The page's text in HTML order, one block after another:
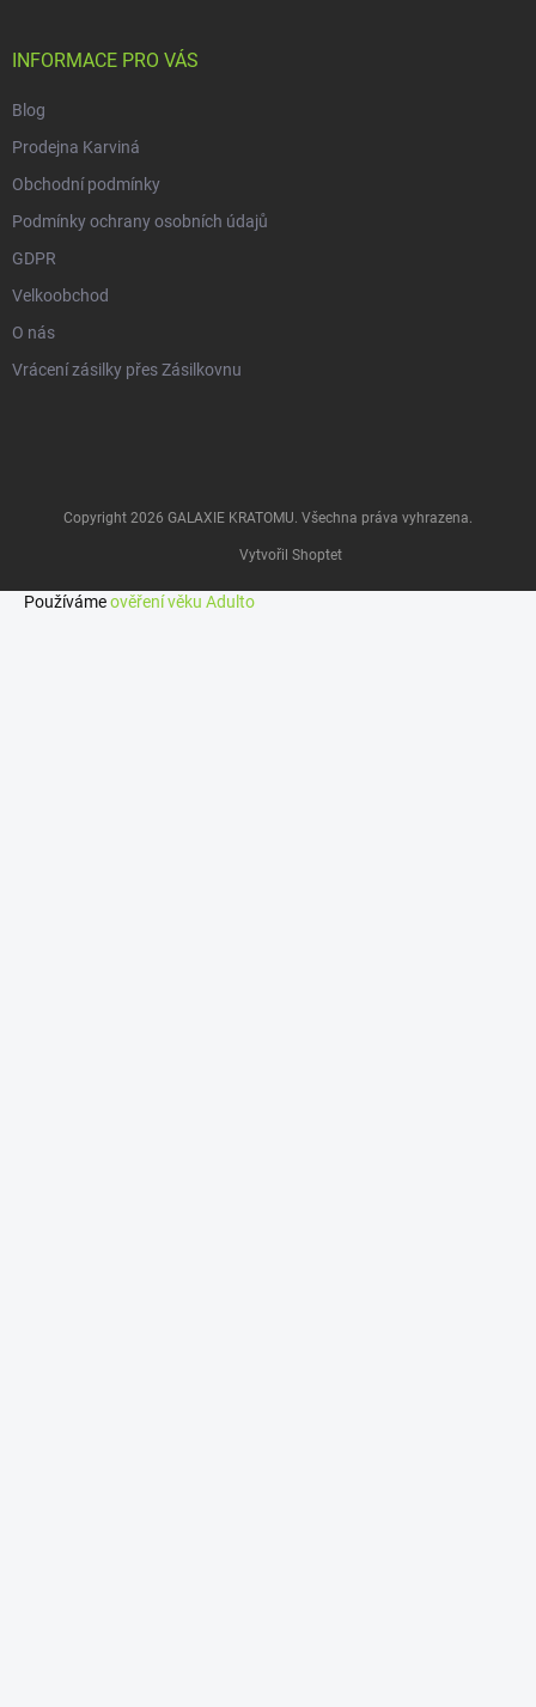
INFORMACE PRO VÁS
Blog
Prodejna Karviná
Obchodní podmínky
Podmínky ochrany osobních údajů
GDPR
Velkoobchod
O nás
Vrácení zásilky přes Zásilkovnu
Vytvořil Shoptet
Copyright 2026 GALAXIE KRATOMU . Všechna práva vyhrazena.
Používámeověření věku Adulto